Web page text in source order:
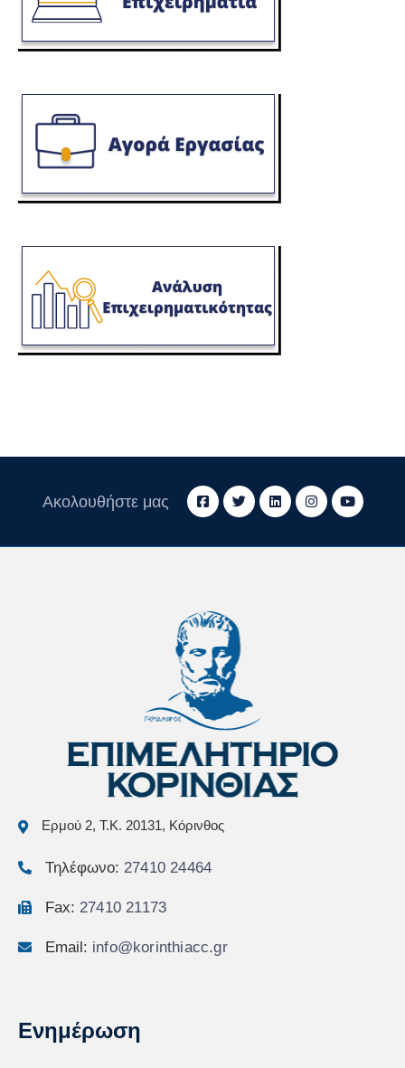
Ακολουθήστε μας
Ερμού 2, Τ.Κ. 20131, Κόρινθος
Τηλέφωνο: 27410 24464
Fax: 27410 21173
Email: info@korinthiacc.gr
Ενημέρωση